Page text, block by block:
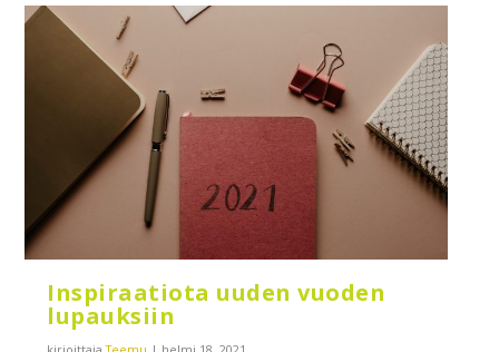
Inspiraatiota uuden vuoden
lupauksiin